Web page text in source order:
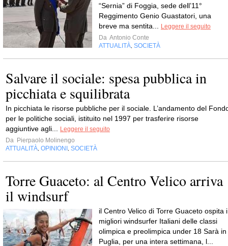
“Sernia” di Foggia, sede dell’11°
Reggimento Genio Guastatori, una
breve ma sentita...
Leggere il seguito
Da Antonio Conte
ATTUALITÀ SOCIETÀ
Salvare il sociale: spesa pubblica in
picchiata e squilibrata
In picchiata le risorse pubbliche per il sociale. L’andamento del
per le politiche sociali, istituito nel 1997 per trasferire risorse
aggiuntive agli...
Leggere il seguito
Da Pierpaolo Molinengo
ATTUALITÀ OPINIONI SOCIETÀ
Torre Guaceto: al Centro Velico arriva
il windsurf
il Centro Velico di Torre Guaceto ospita i
migliori windsurfer Italiani delle classi
olimpica e preolimpica under 18 Sarà in
Puglia, per una intera settimana, l...